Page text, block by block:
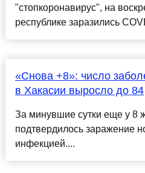
"стопкоронавирус", на
республике заразились
«Снова +8»: число
в Хакасии выросло до 84
За минувшие сутки еще у 8
подтвердилось заражение
инфекцией....